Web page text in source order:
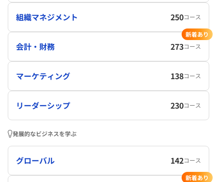
組織マネジメント 250コース
会計・財務 273コース
新着あり
マーケティング 138コース
リーダーシップ 230コース
発展的なビジネスを学ぶ
グローバル 142コース
新着あり